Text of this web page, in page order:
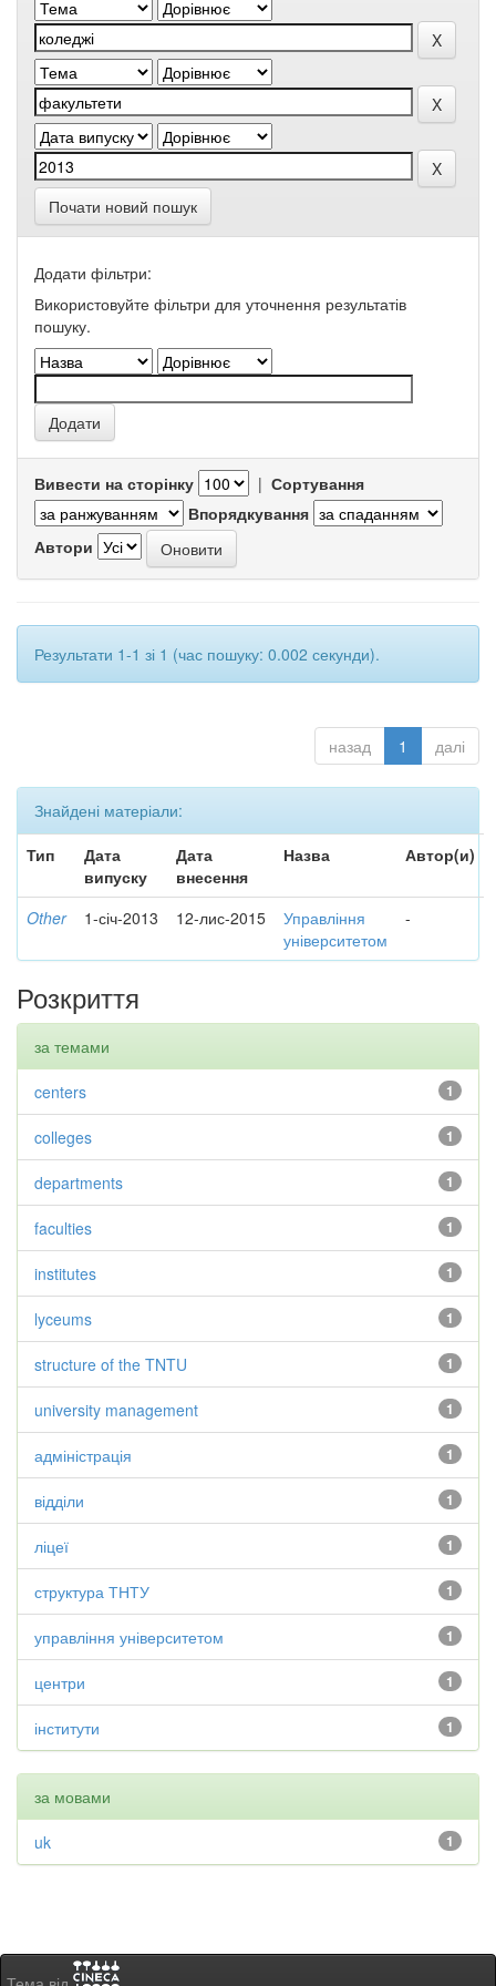
Почати новий пошук
Додати фільтри:
Використовуйте фільтри для уточнення результатів
пошуку.
Вивести на сторінку | Сортування
Впорядкування
Автори
Результати 1-1 зі 1 (час пошуку: 0.002 секунди).
назад 1 далі
Знайдені матеріали:
Тип
Дата
випуску
Дата
внесення
Назва Автор(и)
Other 1-січ-2013 12-лис-2015
Управління
університетом
-
Розкриття
за темами
1
centers
1
colleges
1
departments
1
faculties
1
institutes
1
lyceums
1
structure of the TNTU
1
university management
1
адміністрація
1
відділи
1
ліцеї
1
структура ТНТУ
1
управління університетом
1
центри
1
інститути
за мовами
1
uk